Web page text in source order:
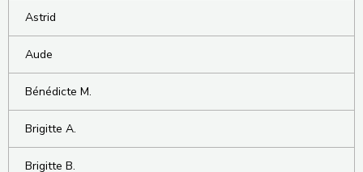
Astrid
Aude
Bénédicte M.
Brigitte A.
Brigitte B.